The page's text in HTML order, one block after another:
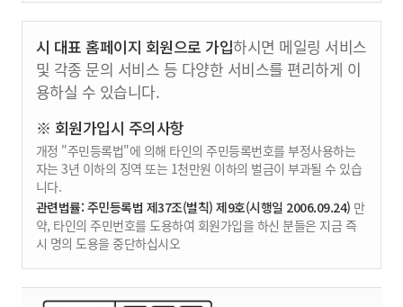
시 대표 홈페이지 회원으로 가입하시면 메일링 서비스
및 각종 문의 서비스 등 다양한 서비스를 편리하게 이
용하실 수 있습니다.
※ 회원가입시 주의사항
개정 "주민등록법"에 의해 타인의 주민등록번호를 부정사용하는
자는 3년 이하의 징역 또는 1천만원 이하의 벌금이 부과될 수 있습
니다.
관련법률: 주민등록법 제37조(벌칙) 제9호(시행일 2006.09.24) 만
약, 타인의 주민번호를 도용하여 회원가입을 하신 분들은 지금 즉
시 명의 도용을 중단하십시오